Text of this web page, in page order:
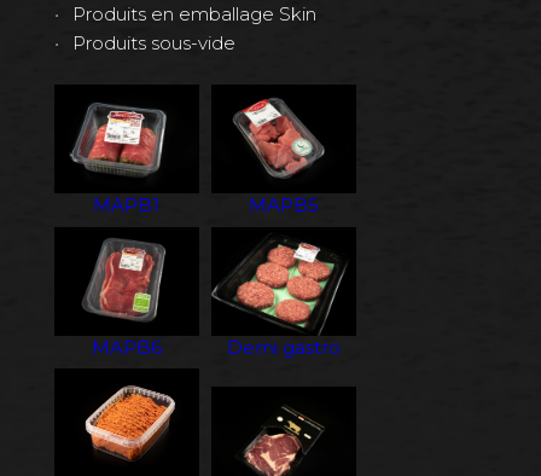
Produits en emballage Skin
Produits sous-vide
MAPB1 MAPB5
MAPB6 Demi gastro